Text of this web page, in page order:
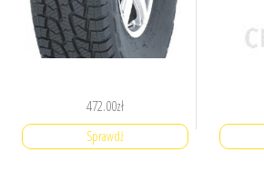
472.00zł
Sprawdź